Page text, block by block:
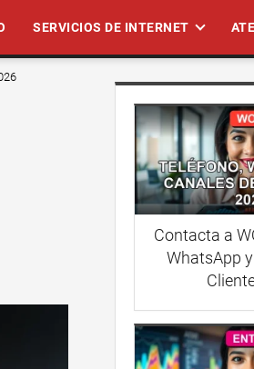
SERVICIOS DE INTERNET
Contacta a
WhatsApp